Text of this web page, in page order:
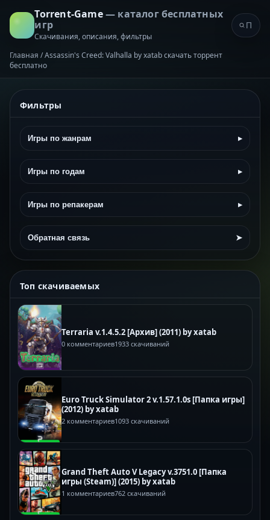
Torrent-Game— каталог бесплатных
игр
Скачивания, описания, фильтры
Главная /Assassin's Creed: Valhalla by xatab скачать торрент
бесплатно
Фильтры
Игры по жанрам ▸
Игры по годам ▸
Игры по репакерам ▸
Обратная связь ➤
Топ скачиваемых
Terraria v.1.4.5.2 [Архив] (2011) by xatab
0 комментариев1933 скачиваний
Euro Truck Simulator 2 v.1.57.1.0s [Папка игры]
(2012) by xatab
2 комментариев1093 скачиваний
Grand Theft Auto V Legacy v.3751.0 [Папка
игры (Steam)] (2015) by xatab
1 комментариев762 скачиваний